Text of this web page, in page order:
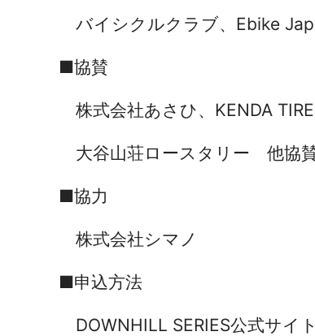
バイシクルクラブ、Ebike
■協賛
株式会社あさひ、KENDA
大谷山荘ロースタリー 他協
■協力
株式会社シマノ
■申込方法
DOWNHILL SERIES公式サイ